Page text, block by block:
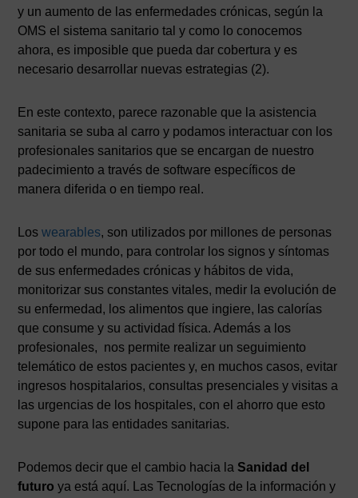
y un aumento de las enfermedades crónicas, según la
OMS el sistema sanitario tal y como lo conocemos
ahora, es imposible que pueda dar cobertura y es
necesario desarrollar nuevas estrategias (2).
En este contexto, parece razonable que la asistencia
sanitaria se suba al carro y podamos interactuar con los
profesionales sanitarios que se encargan de nuestro
padecimiento a través de software específicos de
manera diferida o en tiempo real.
Loswearables, son utilizados por millones de personas
por todo el mundo, para controlar los signos y síntomas
de sus enfermedades crónicas y hábitos de vida,
monitorizar sus constantes vitales, medir la evolución de
su enfermedad, los alimentos que ingiere, las calorías
que consume y su actividad física. Además a los
profesionales, nos permite realizar un seguimiento
telemático de estos pacientes y, en muchos casos, evitar
ingresos hospitalarios, consultas presenciales y visitas a
las urgencias de los hospitales, con el ahorro que esto
supone para las entidades sanitarias.
Podemos decir que el cambio hacia la Sanidad del
futuro ya está aquí. Las Tecnologías de la información y